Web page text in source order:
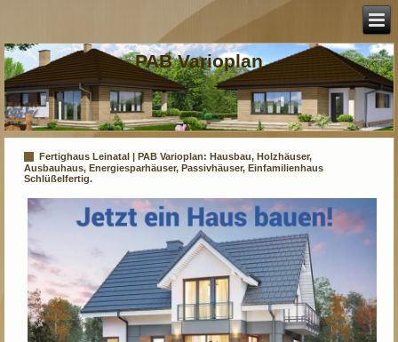
PAB Varioplan
Fertighaus Leinatal | PAB Varioplan: Hausbau, Holzhäuser,
Ausbauhaus, Energiesparhäuser, Passivhäuser, Einfamilienhaus
Schlüßelfertig.